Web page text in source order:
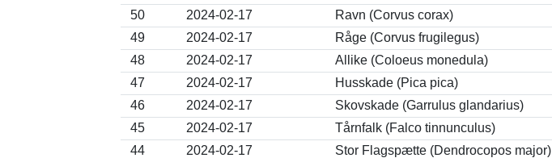
50
2024-02-17
Ravn (Corvus corax)
49
2024-02-17
Råge (Corvus frugilegus)
48
2024-02-17
Allike (Coloeus monedula)
47
2024-02-17
Husskade (Pica pica)
46
2024-02-17
Skovskade (Garrulus glandarius)
45
2024-02-17
Tårnfalk (Falco tinnunculus)
44
2024-02-17
Stor Flagspætte (Dendrocopos major)